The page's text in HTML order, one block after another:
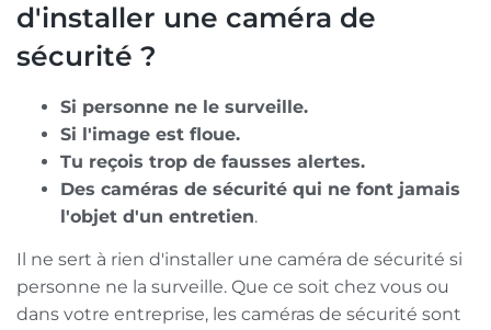
d'installer une caméra de
sécurité ?
Si personne ne le surveille.
Si l'image est floue.
Tu reçois trop de fausses alertes.
Des caméras de sécurité qui ne font jamais
l'objet d'un entretien.
Il ne sert à rien d'installer une caméra de sécurité si
personne ne la surveille. Que ce soit chez vous ou
dans votre entreprise, les caméras de sécurité sont